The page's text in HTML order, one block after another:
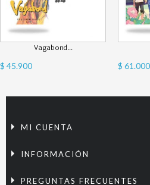
Vagabond...
$ 45.900 $ 61.000
MI CUENTA
INFORMACIÓN
PREGUNTAS FRECUENTES